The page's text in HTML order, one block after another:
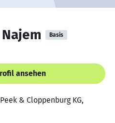
Basis
ansehen
& Cloppenburg KG,